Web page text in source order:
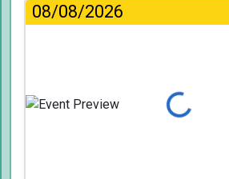
08/08/2026
Φόρτωση...